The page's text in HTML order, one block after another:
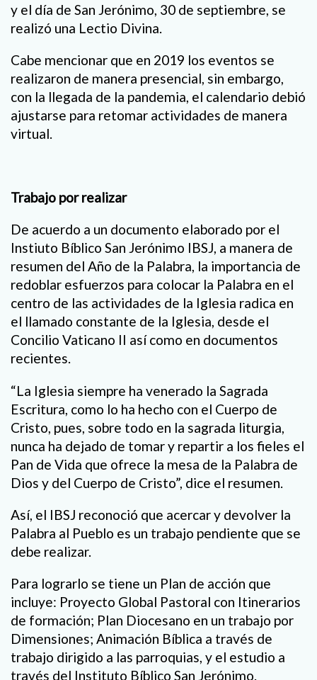
y el día de San Jerónimo, 30 de septiembre, se
realizó una Lectio Divina.
Cabe mencionar que en 2019 los eventos se
realizaron de manera presencial, sin embargo,
con la llegada de la pandemia, el calendario debió
ajustarse para retomar actividades de manera
virtual.
Trabajo por realizar
De acuerdo a un documento elaborado por el
Instiuto Bíblico San Jerónimo IBSJ, a manera de
resumen del Año de la Palabra, la importancia de
redoblar esfuerzos para colocar la Palabra en el
centro de las actividades de la Iglesia radica en
el llamado constante de la Iglesia, desde el
Concilio Vaticano II así como en documentos
recientes.
“La Iglesia siempre ha venerado la Sagrada
Escritura, como lo ha hecho con el Cuerpo de
Cristo, pues, sobre todo en la sagrada liturgia,
nunca ha dejado de tomar y repartir a los fieles el
Pan de Vida que ofrece la mesa de la Palabra de
Dios y del Cuerpo de Cristo”, dice el resumen.
Así, el IBSJ reconoció que acercar y devolver la
Palabra al Pueblo es un trabajo pendiente que se
debe realizar.
Para lograrlo se tiene un Plan de acción que
incluye: Proyecto Global Pastoral con Itinerarios
de formación; Plan Diocesano en un trabajo por
Dimensiones; Animación Bíblica a través de
trabajo dirigido a las parroquias, y el estudio a
través del Instituto Bíblico San Jerónimo.